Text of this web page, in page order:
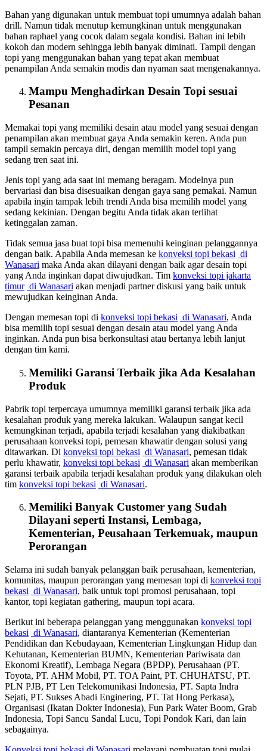
Bahan yang digunakan untuk membuat topi umumnya adalah bahan
drill. Namun tidak menutup kemungkinan untuk menggunakan
bahan raphael yang cocok dalam segala kondisi. Bahan ini lebih
kokoh dan modern sehingga lebih banyak diminati. Tampil dengan
topi yang menggunakan bahan yang tepat akan membuat
penampilan Anda semakin modis dan nyaman saat mengenakannya.
Mampu Menghadirkan Desain Topi sesuai
Pesanan
Memakai topi yang memiliki desain atau model yang sesuai dengan
penampilan akan membuat gaya Anda semakin keren. Anda pun
tampil semakin percaya diri, dengan memilih model topi yang
sedang tren saat ini.
Jenis topi yang ada saat ini memang beragam. Modelnya pun
bervariasi dan bisa disesuaikan dengan gaya sang pemakai. Namun
apabila ingin tampak lebih trendi Anda bisa memilih model yang
sedang kekinian. Dengan begitu Anda tidak akan terlihat
ketinggalan zaman.
Tidak semua jasa buat topi bisa memenuhi keinginan pelanggannya
dengan baik. Apabila Anda memesan ke konveksi topi bekasi di
Wanasari maka Anda akan dilayani dengan baik agar desain topi
yang Anda inginkan dapat diwujudkan. Tim konveksi topi jakarta
timur di Wanasari akan menjadi partner diskusi yang baik untuk
mewujudkan keinginan Anda.
Dengan memesan topi di konveksi topi bekasi di Wanasari, Anda
bisa memilih topi sesuai dengan desain atau model yang Anda
inginkan. Anda pun bisa berkonsultasi atau bertanya lebih lanjut
dengan tim kami.
Memiliki Garansi Terbaik jika Ada Kesalahan
Produk
Pabrik topi terpercaya umumnya memiliki garansi terbaik jika ada
kesalahan produk yang mereka lakukan. Walaupun sangat kecil
kemungkinan terjadi, apabila terjadi kesalahan yang diakibatkan
perusahaan konveksi topi, pemesan khawatir dengan solusi yang
ditawarkan. Di konveksi topi bekasi di Wanasari, pemesan tidak
perlu khawatir, konveksi topi bekasi di Wanasari akan memberikan
garansi terbaik apabila terjadi kesalahan produk yang dilakukan oleh
tim konveksi topi bekasi di Wanasari.
Memiliki Banyak Customer yang Sudah
Dilayani seperti Instansi, Lembaga,
Kementerian, Peusahaan Terkemuak, maupun
Perorangan
Selama ini sudah banyak pelanggan baik perusahaan, kementerian,
komunitas, maupun perorangan yang memesan topi di konveksi topi
bekasi di Wanasari, baik untuk topi promosi perusahaan, topi
kantor, topi kegiatan gathering, maupun topi acara.
Berikut ini beberapa pelanggan yang menggunakan konveksi topi
bekasi di Wanasari, diantaranya Kementerian (Kementerian
Pendidikan dan Kebudayaan, Kementerian Lingkungan Hidup dan
Kehutanan, Kementerian BUMN, Kementerian Pariwisata dan
Ekonomi Kreatif), Lembaga Negara (BPDP), Perusahaan (PT.
Toyota, PT. AHM Mobil, PT. TOA Paint, PT. CHUHATSU, PT.
PLN PJB, PT Len Telekomunikasi Indonesia, PT. Sapta Indra
Sejati, PT. Sukses Abadi Enginering, PT. Tat Hong Perkasa),
Organisasi (Ikatan Dokter Indonesia), Fun Park Water Boom, Grab
Indonesia, Topi Sancu Sandal Lucu, Topi Pondok Kari, dan lain
sebagainya.